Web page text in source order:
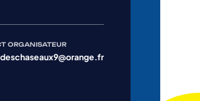
ORGANISATEUR